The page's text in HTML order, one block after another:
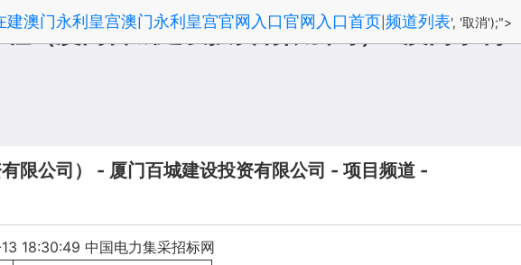
（厦门百城建设投资有限公司） -澳门永利
建澳门永利皇宫澳门永利皇宫官网入口官网入口首页 频道列表', '取消');">
限公司） - 厦门百城建设投资有限公司 - 项目频道 -
18:30:49 中国电力集采招标网